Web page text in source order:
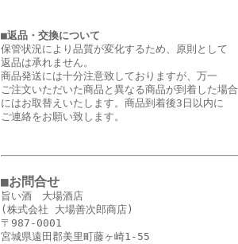
■返品・交換について
保管状況により品質が変化するため、原則として
返品は承れません。
商品発送には十分注意致しておりますが、万一
ご注文いただいた商品と異なる商品が到着した場合
にはお取替えいたします。商品到着後3日以内に
ご連絡をお願い致します。
■お問合せ
旨い酒 大場酒店
(株式会社 大場善次郎商店)
〒987-0001
宮城県遠田郡美里町藤ヶ崎1-55